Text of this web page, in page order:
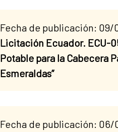
Fecha de publicación: 09/
Licitación Ecuador. ECU-
Potable para la Cabecera
Esmeraldas”
Fecha de publicación: 06/